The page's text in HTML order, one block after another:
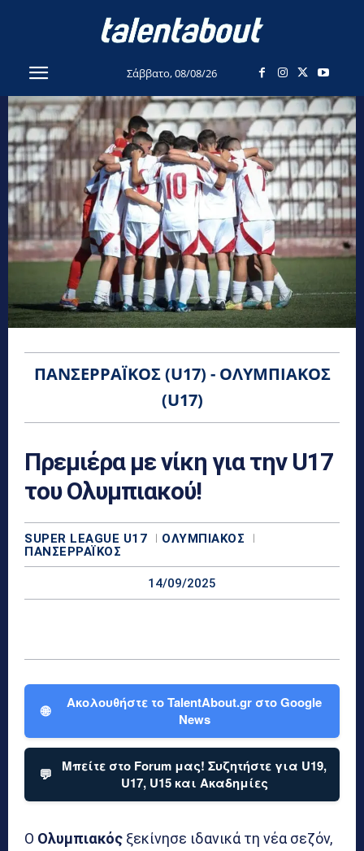
Σάββατο, 08/08/26
ΠΑΝΣΕΡΡΑΪΚΌΣ (U17) - ΟΛΥΜΠΙΑΚΌΣ
(U17)
Πρεμιέρα με νίκη για την U17
του Ολυμπιακού!
SUPER LEAGUE U17
ΟΛΥΜΠΙΑΚΌΣ
ΠΑΝΣΕΡΡΑΪΚΌΣ
14/09/2025
🌐
Ακολουθήστε το TalentAbout.gr στο Google
News
💬
Μπείτε στο Forum μας! Συζητήστε για U19,
U17, U15 και Ακαδημίες
Ο Ολυμπιακός ξεκίνησε ιδανικά τη νέα σεζόν,